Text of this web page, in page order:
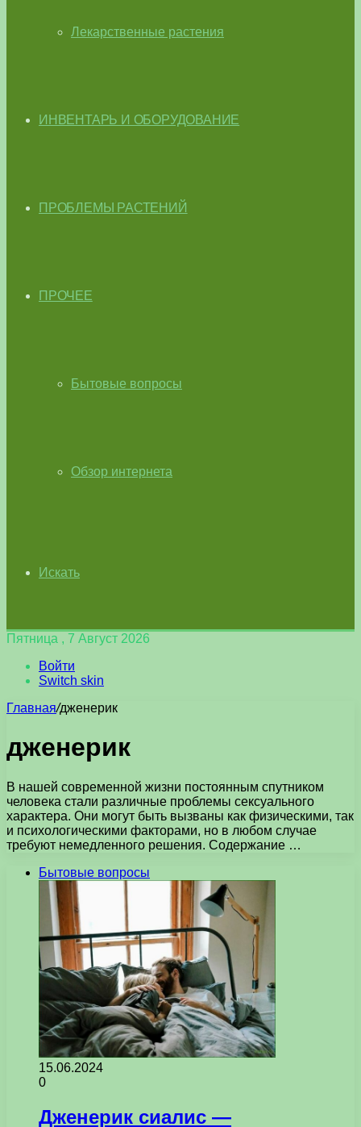
Лекарственные растения
ИНВЕНТАРЬ И ОБОРУДОВАНИЕ
ПРОБЛЕМЫ РАСТЕНИЙ
ПРОЧЕЕ
Бытовые вопросы
Обзор интернета
Искать
Пятница , 7 Август 2026
Войти
Switch skin
Главная/дженерик
дженерик
В нашей современной жизни постоянным спутником
человека стали различные проблемы сексуального
характера. Они могут быть вызваны как физическими, так
и психологическими факторами, но в любом случае
требуют немедленного решения. Содержание …
Бытовые вопросы
15.06.2024
0
Дженерик сиалис —